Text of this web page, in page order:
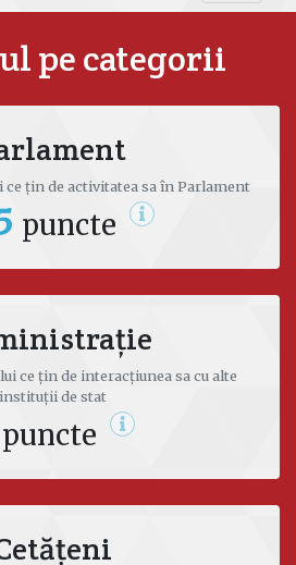
pe categorii
țin de activitatea sa în Parlament
puncte
ce țin de interacțiunea sa cu alte
instituții de stat
puncte